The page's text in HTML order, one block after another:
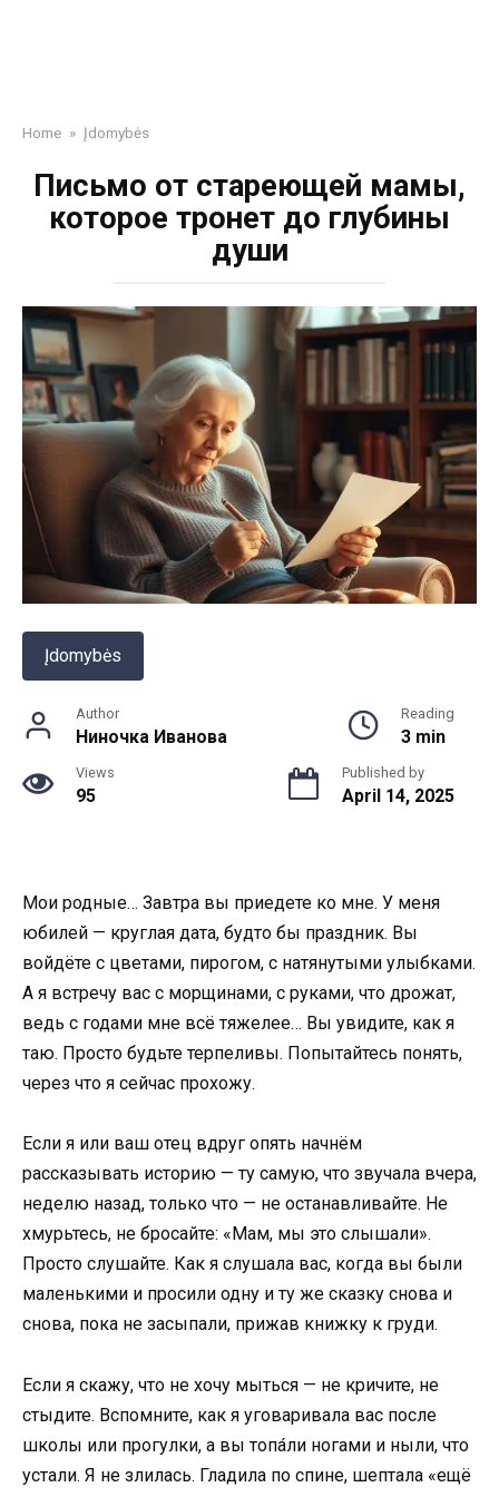
Home » Įdomybės
Письмо от стареющей мамы,
которое тронет до глубины
души
Įdomybės
Author
Ниночка Иванова
Reading
3 min
Views
95
Published by
April 14, 2025
Мои родные… Завтра вы приедете ко мне. У меня
юбилей — круглая дата, будто бы праздник. Вы
войдёте с цветами, пирогом, с натянутыми улыбками.
А я встречу вас с морщинами, с руками, что дрожат,
ведь с годами мне всё тяжелее… Вы увидите, как я
таю. Просто будьте терпеливы. Попытайтесь понять,
через что я сейчас прохожу.
Если я или ваш отец вдруг опять начнём
рассказывать историю — ту самую, что звучала вчера,
неделю назад, только что — не останавливайте. Не
хмурьтесь, не бросайте: «Мам, мы это слышали».
Просто слушайте. Как я слушала вас, когда вы были
маленькими и просили одну и ту же сказку снова и
снова, пока не засыпали, прижав книжку к груди.
Если я скажу, что не хочу мыться — не кричите, не
стыдите. Вспомните, как я уговаривала вас после
школы или прогулки, а вы топа́ли ногами и ныли, что
устали. Я не злилась. Гладила по спине, шептала «ещё